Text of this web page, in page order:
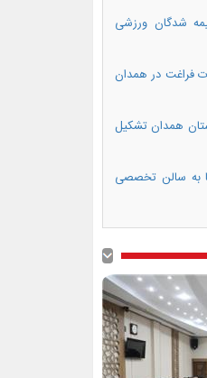
شدگان ورزشی
فراغت در همدان
همدان تشکیل
به سالن تخصصی